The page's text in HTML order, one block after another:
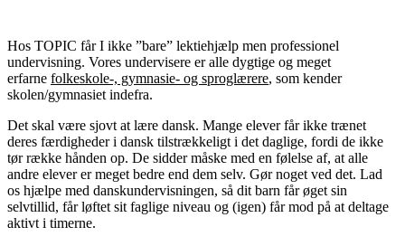
Hos TOPIC får I ikke ”bare” lektiehjælp men professionel
undervisning. Vores undervisere er alle dygtige og meget
erfarne folkeskole-, gymnasie- og sproglærere, som kender
skolen/gymnasiet indefra.
Det skal være sjovt at lære dansk. Mange elever får ikke trænet
deres færdigheder i dansk tilstrækkeligt i det daglige, fordi de ikke
tør række hånden op. De sidder måske med en følelse af, at alle
andre elever er meget bedre end dem selv. Gør noget ved det. Lad
os hjælpe med danskundervisningen, så dit barn får øget sin
selvtillid, får løftet sit faglige niveau og (igen) får mod på at deltage
aktivt i timerne.